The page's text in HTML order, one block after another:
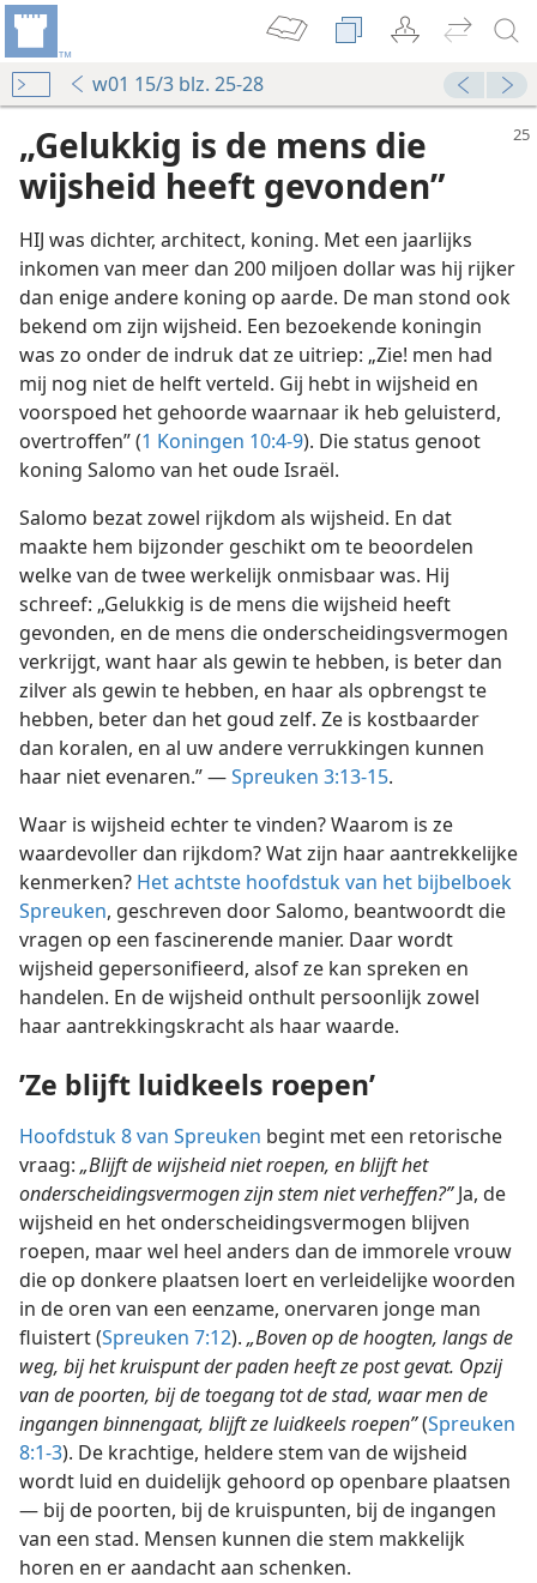
w01 15/3 blz. 25-28
„Gelukkig is de mens die
wijsheid heeft gevonden”
HIJ was dichter, architect, koning. Met een jaarlijks
inkomen van meer dan 200 miljoen dollar was hij rijker
dan enige andere koning op aarde. De man stond ook
bekend om zijn wijsheid. Een bezoekende koningin
was zo onder de indruk dat ze uitriep: „Zie! men had
mij nog niet de helft verteld. Gij hebt in wijsheid en
voorspoed het gehoorde waarnaar ik heb geluisterd,
overtroffen” (1 Koningen 10:4-9). Die status genoot
koning Salomo van het oude Israël.
Salomo bezat zowel rijkdom als wijsheid. En dat
maakte hem bijzonder geschikt om te beoordelen
welke van de twee werkelijk onmisbaar was. Hij
schreef: „Gelukkig is de mens die wijsheid heeft
gevonden, en de mens die onderscheidingsvermogen
verkrijgt, want haar als gewin te hebben, is beter dan
zilver als gewin te hebben, en haar als opbrengst te
hebben, beter dan het goud zelf. Ze is kostbaarder
dan koralen, en al uw andere verrukkingen kunnen
haar niet evenaren.” —Spreuken 3:13-15.
Waar is wijsheid echter te vinden? Waarom is ze
waardevoller dan rijkdom? Wat zijn haar aantrekkelijke
kenmerken? Het achtste hoofdstuk van het bijbelboek
Spreuken, geschreven door Salomo, beantwoordt die
vragen op een fascinerende manier. Daar wordt
wijsheid gepersonifieerd, alsof ze kan spreken en
handelen. En de wijsheid onthult persoonlijk zowel
haar aantrekkingskracht als haar waarde.
’Ze blijft luidkeels roepen’
Hoofdstuk 8 van Spreuken begint met een retorische
vraag: „Blijft de wijsheid niet roepen, en blijft het
onderscheidingsvermogen zijn stem niet verheffen?”Ja, de
wijsheid en het onderscheidingsvermogen blijven
roepen, maar wel heel anders dan de immorele vrouw
die op donkere plaatsen loert en verleidelijke woorden
in de oren van een eenzame, onervaren jonge man
fluistert (Spreuken 7:12). „Boven op de hoogten, langs de
weg, bij het kruispunt der paden heeft ze post gevat. Opzij
van de poorten, bij de toegang tot de stad, waar men de
ingangen binnengaat, blijft ze luidkeels roepen”(Spreuken
8:1-3). De krachtige, heldere stem van de wijsheid
wordt luid en duidelijk gehoord op openbare plaatsen
— bij de poorten, bij de kruispunten, bij de ingangen
van een stad. Mensen kunnen die stem makkelijk
horen en er aandacht aan schenken.